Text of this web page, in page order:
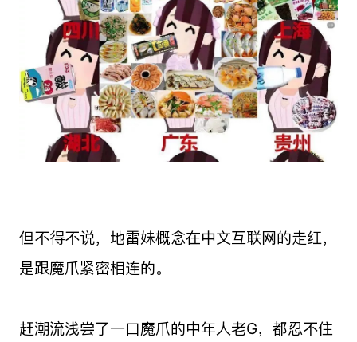
但不得不说，地雷妹概念在中文互联网的走红，
是跟魔爪紧密相连的。
赶潮流浅尝了一口魔爪的中年人老G，都忍不住